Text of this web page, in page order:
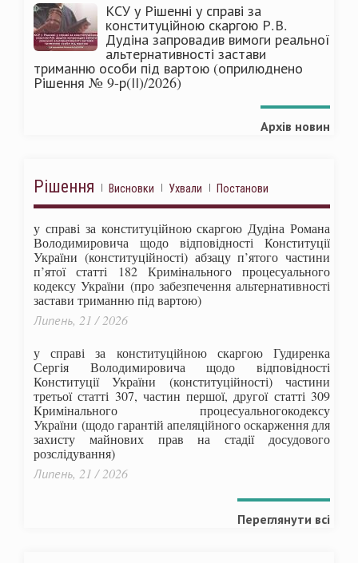
КСУ у Рішенні у справі за
конституційною скаргою Р.В.
Дудіна запровадив вимоги реальної
альтернативності застави
триманню особи під вартою (оприлюднено
Рішення № 9-р(ІІ)/2026)
Архів новин
Рішення Висновки Ухвали Постанови
у справі за конституційною скаргою Дудіна Романа
Володимировича щодо відповідності Конституції
України (конституційності) абзацу п’ятого частини
п’ятої статті 182 Кримінального процесуального
кодексу України (про забезпечення альтернативності
застави триманню під вартою)
Липень, 21 / 2026
у справі за конституційною скаргою Гудиренка
Сергія Володимировича щодо відповідності
Конституції України (конституційності) частини
третьої статті 307, частин першої, другої статті 309
Кримінального процесуальногокодексу
України (щодо гарантій апеляційного оскарження для
захисту майнових прав на стадії досудового
розслідування)
Липень, 21 / 2026
Переглянути всі